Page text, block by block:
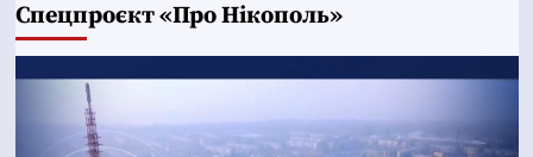
Cпецпроєкт «Про Нікополь»